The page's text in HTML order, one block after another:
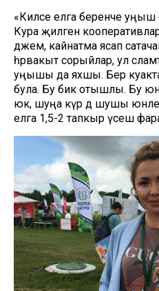
«Киләсе елга беренче уңыш
Кура җиләген
джем, кайнатма ясап
һәрвакыт сорыйлар, ул
уңышы да яхшы. Бер
була. Бу бик отышлы. Бу
юк, шуңа күрә дә шушы
елга 1,5-2 тапкыр үсеш